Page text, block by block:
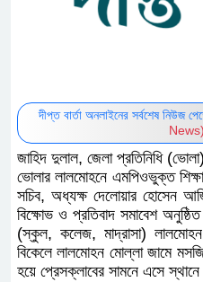
দীপ্ত বার্তা অনলাইনের সর্বশেষ নিউজ
News)
জাহিদ দুলাল, জেলা প্রতিনিধি
ভোলার লালমোহনে এমপিওভুক্ত
সচিব, অধ্যক্ষ দেলোয়ার হোসেন
বিক্ষোভ ও প্রতিবাদ সমাবেশ
(স্কুল, কলেজ, মাদ্রাসা)
বিকেলে লালমোহন মোল্লা জামে
হয়ে প্রেসক্লাবের সামনে এসে